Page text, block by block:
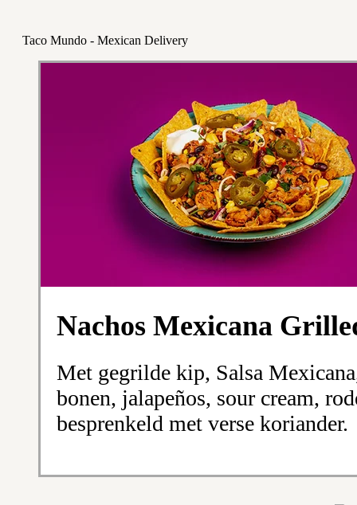
Taco Mundo - Mexican Delivery
Nachos Mexicana
Met gegrilde kip, Salsa
bonen, jalapeños, sour cream,
besprenkeld met verse koriander.